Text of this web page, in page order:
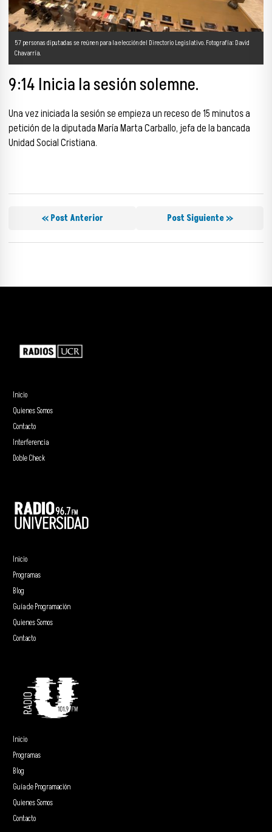
57 personas diputadas se reúnen para la elección del Directorio Legislativo. Fotografía: David
Chavarría.
9:14 Inicia la sesión solemne.
Una vez iniciada la sesión se empieza un receso de 15 minutos a
petición de la diputada María Marta Carballo, jefa de la bancada
Unidad Social Cristiana.
« Post Anterior Post Siguiente »
Inicio
Quienes Somos
Contacto
Interferencia
Doble Check
Inicio
Programas
Blog
Guía de Programación
Quienes Somos
Contacto
Inicio
Programas
Blog
Guía de Programación
Quienes Somos
Contacto